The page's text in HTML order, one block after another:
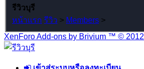
รีวิวบุรี
หน้าแรก รีวิว > Members >
XenForo Add-ons by Brivium ™ ©